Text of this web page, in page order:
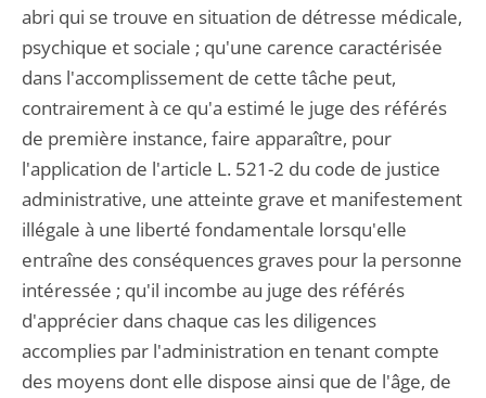
abri qui se trouve en situation de détresse médicale,
psychique et sociale ; qu'une carence caractérisée
dans l'accomplissement de cette tâche peut,
contrairement à ce qu'a estimé le juge des référés
de première instance, faire apparaître, pour
l'application de l'article L. 521-2 du code de justice
administrative, une atteinte grave et manifestement
illégale à une liberté fondamentale lorsqu'elle
entraîne des conséquences graves pour la personne
intéressée ; qu'il incombe au juge des référés
d'apprécier dans chaque cas les diligences
accomplies par l'administration en tenant compte
des moyens dont elle dispose ainsi que de l'âge, de